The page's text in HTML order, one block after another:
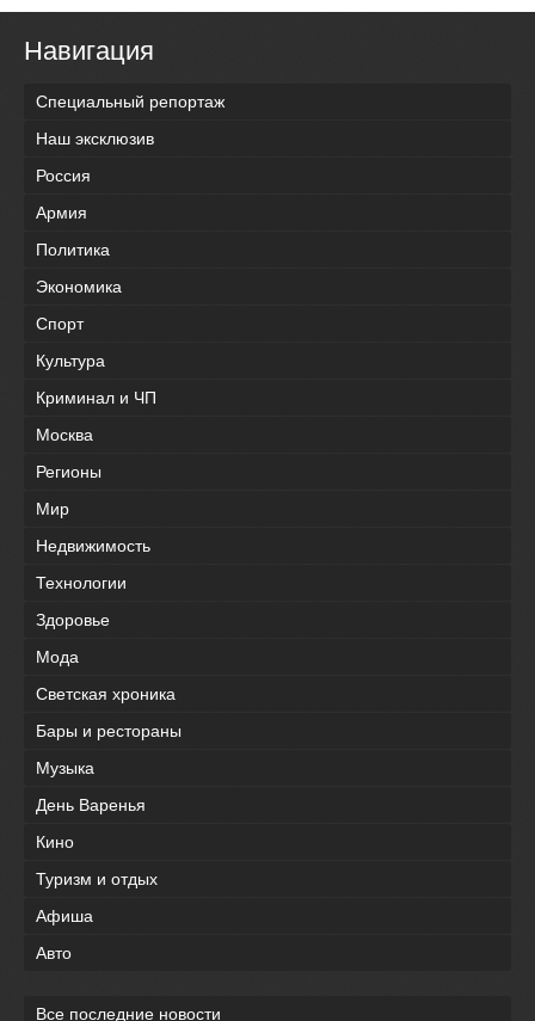
Навигация
Специальный репортаж
Наш эксклюзив
Россия
Армия
Политика
Экономика
Спорт
Культура
Криминал и ЧП
Москва
Регионы
Мир
Недвижимость
Технологии
Здоровье
Мода
Светская хроника
Бары и рестораны
Музыка
День Варенья
Кино
Туризм и отдых
Афиша
Авто
Все последние новости